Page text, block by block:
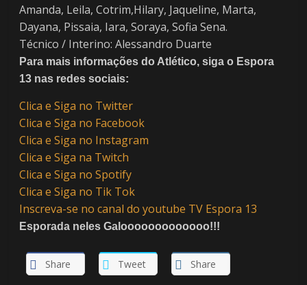
Amanda, Leila, Cotrim,Hilary, Jaqueline, Marta,
Dayana, Pissaia, Iara, Soraya, Sofia Sena.
Técnico / Interino: Alessandro Duarte
Para mais informações do Atlético, siga o Espora
13 nas redes sociais:
Clica e Siga no Twitter
Clica e Siga no Facebook
Clica e Siga no Instagram
Clica e Siga na Twitch
Clica e Siga no Spotify
Clica e Siga no Tik Tok
Inscreva-se no canal do youtube TV Espora 13
Esporada neles Galooooooooooooo!!!
Share Tweet Share